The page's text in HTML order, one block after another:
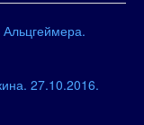
27.10.2016.